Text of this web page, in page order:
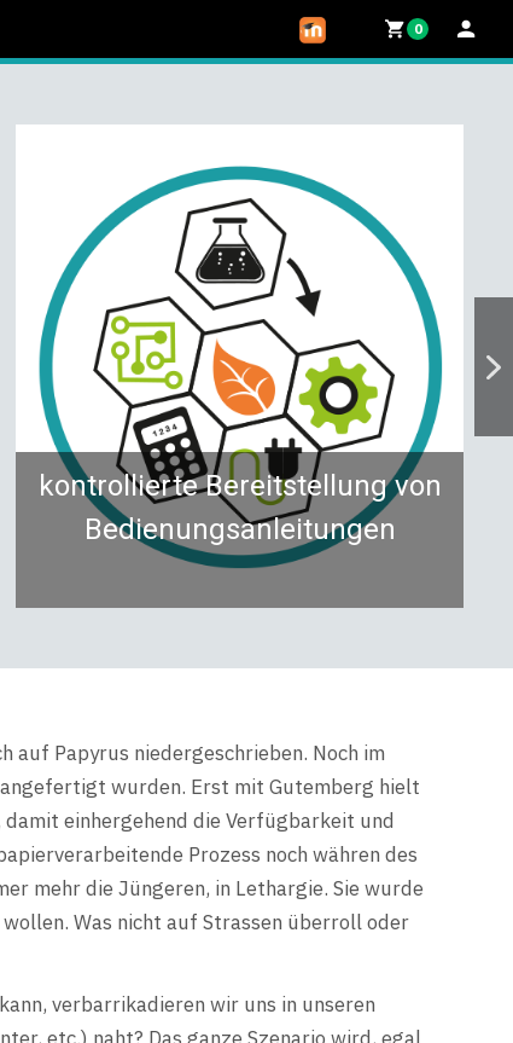
0
kontrollierte Bereitstellung von
Bedienungsanleitungen
auf Papyrus niedergeschrieben. Noch im
wurden. Erst mit Gutemberg hielt
einhergehend die Verfügbarkeit und
Prozess noch währen des
mehr die Jüngeren, in Lethargie. Sie wurde
Was nicht auf Strassen überroll oder
verbarrikadieren wir uns in unseren